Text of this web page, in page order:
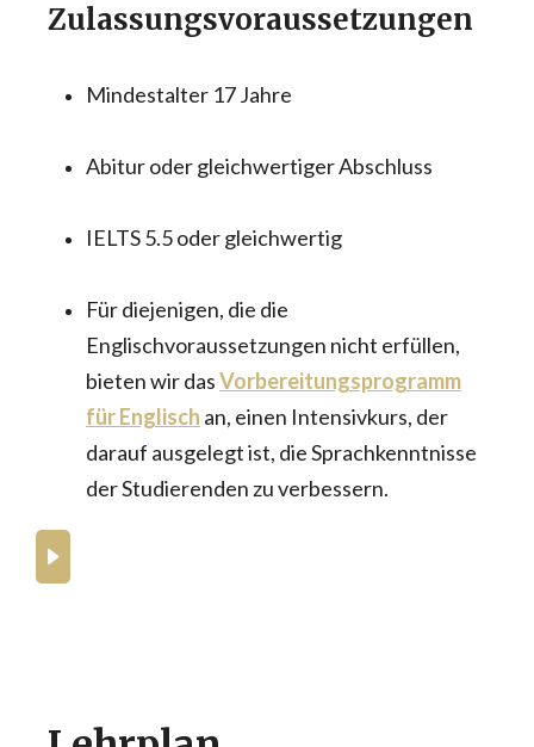
Zulassungsvoraussetzungen
Mindestalter 17 Jahre
Abitur oder gleichwertiger Abschluss
IELTS 5.5 oder gleichwertig
Für diejenigen, die die
Englischvoraussetzungen nicht erfüllen,
bieten wir dasVorbereitungsprogramm
für Englisch an, einen Intensivkurs, der
darauf ausgelegt ist, die Sprachkenntnisse
der Studierenden zu verbessern.
What to expect from our BA degrees in
business and hospitality?